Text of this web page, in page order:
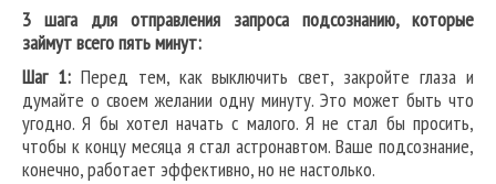
3 шага для отправления запроса подсознанию, которые
займут всего пять минут:
Шаг 1:Перед тем, как выключить свет, закройте глаза и
думайте о своем желании одну минуту. Это может быть что
угодно. Я бы хотел начать с малого. Я не стал бы просить,
чтобы к концу месяца я стал астронавтом. Ваше подсознание,
конечно, работает эффективно, но не настолько.